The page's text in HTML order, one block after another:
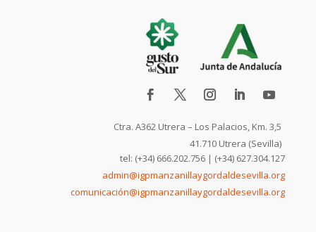
Ctra. A362 Utrera – Los Palacios, Km. 3,5
41.710 Utrera (Sevilla)
tel: (+34) 666.202.756 | (+34) 627.304.127
admin@igpmanzanillaygordaldesevilla.org
comunicación@igpmanzanillaygordaldesevilla.org